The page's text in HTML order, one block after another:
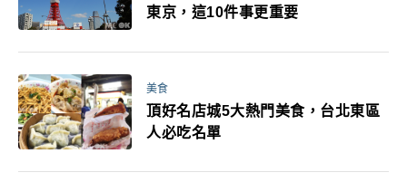
東京，這10件事更重要
美食
頂好名店城5大熱門美食，台北東區
人必吃名單